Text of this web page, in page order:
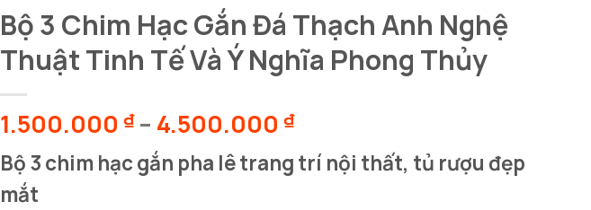
Bộ 3 Chim Hạc Gắn Đá Thạch Anh Nghệ
Thuật Tinh Tế Và Ý Nghĩa Phong Thủy
1.500.000 ₫ – 4.500.000 ₫Khoảng
giá:
từ
Bộ 3 chim hạc gắn pha lê trang trí nội thất, tủ rượu đẹp
mắt